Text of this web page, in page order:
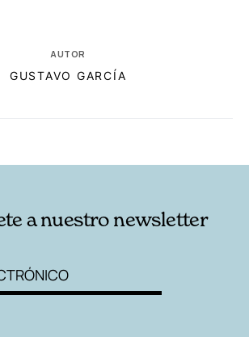
AUTOR
GUSTAVO GARCÍA
a nuestro newsletter